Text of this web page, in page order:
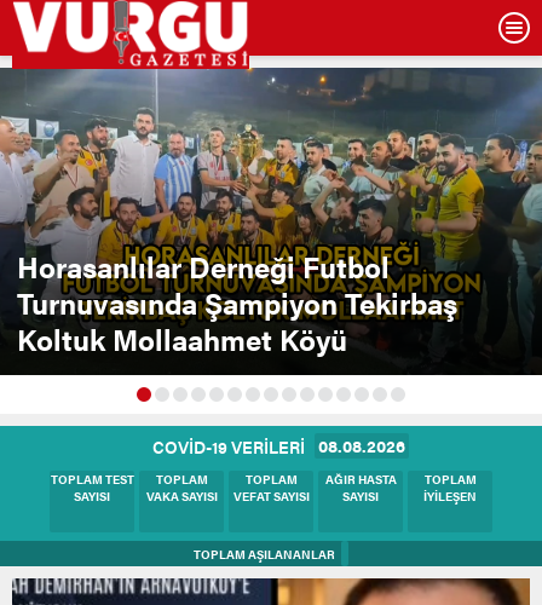
Horasanlılar Derneği Futbol
Turnuvasında Şampiyon Tekirbaş
Koltuk Mollaahmet Köyü
COVİD-19 VERİLERİ 08.08.2026
BUGÜNKÜ
TEST SAYISI
BUGÜNKÜ
VAKA SAYISI
BUGÜNKÜ
HASTA SAYISI
BUGÜNKÜ
VEFAT SAYISI
BUGÜNKÜ
İYİLEŞEN
TOPLAM AŞILANANLAR